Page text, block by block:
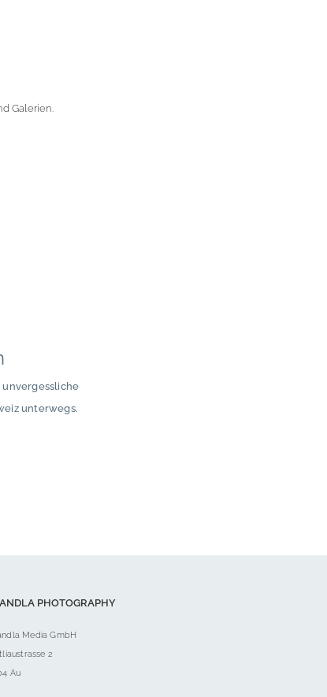
Galerien.
unvergessliche
unterwegs.
PHOTOGRAPHY
Media GmbH
2
Au